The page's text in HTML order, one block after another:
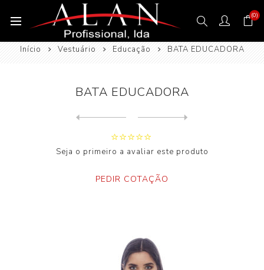
(0)
Início Vestuário Educação BATA EDUCADORA
BATA EDUCADORA
Seja o primeiro a avaliar este produto
PEDIR COTAÇÃO